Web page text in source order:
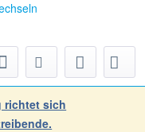
richtet sich